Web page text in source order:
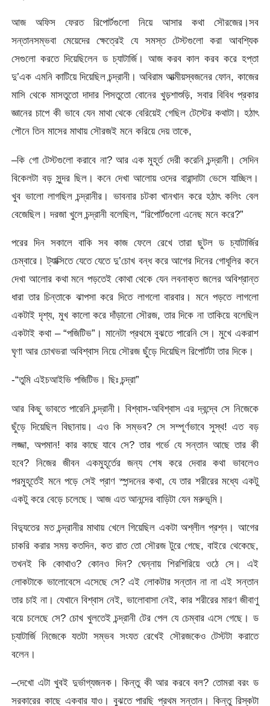
আজ অফিস ফেরত রিপোর্টগুলো নিয়ে আসার কথা সৌরজের।সব
সন্তানসম্ভবা মেয়েদের ক্ষেত্রেই যে সমস্ত টেস্টগুলো করা আবশ্যিক
সেগুলো করতে দিয়েছিলেন ড চ্যাটার্জি। আজ করব কাল করব করে হপ্তা
দু’এক এমনি কাটিয়ে দিয়েছিল চন্দ্রানী। অবিরাম আত্মীয়স্বজনের ফোন, কাজের
মাসি থেকে মাসতুতো দাদার পিসতুতো বোনের খুড়শাশুড়ি, সবার বিবিধ প্রকার
জ্ঞানের চাপে কী ভাবে যেন মাথা থেকে বেরিয়েই গেছিল টেস্টের কথাটা। হঠাৎ
পৌনে তিন মাসের মাথায় সৌরজই মনে করিয়ে দেয় তাকে,
–কি গো টেস্টগুলো করাবে না? আর এক মুহূর্ত দেরী করেনি চন্দ্রানী। সেদিন
বিকেলটা বড় সুন্দর ছিল। কনে দেখা আলোয় ওদের বারান্দাটা ভেসে যাচ্ছিল।
খুব ভালো লাগছিল চন্দ্রানীর। ভাবনার চটকা খানখান করে হঠাৎ কলিং বেল
বেজেছিল। দরজা খুলে চন্দ্রানী বলেছিল, “রিপোর্টগুলো এনেছ মনে করে?”
পরের দিন সকালে বাকি সব কাজ ফেলে রেখে তারা ছুটল ড চ্যাটার্জির
চেম্বারে। ট্যাক্সিতে যেতে যেতে দু’চোখ বন্ধ করে আগের দিনের গোধূলির কনে
দেখা আলোর কথা মনে পড়তেই কোথা থেকে যেন লবনাক্ত জলের অবিশ্রান্ত
ধারা তার চিন্তাকে ঝাপসা করে দিতে লাগলো বারবার। মনে পড়তে লাগলো
একটাই দৃশ্য, মুখ কালো করে দাঁড়ানো সৌরজ, তার দিকে না তাকিয়ে বলেছিল
একটাই কথা – “পজিটিভ”। মানেটা প্রথমে বুঝতে পারেনি সে। মুখে একরাশ
ঘৃণা আর চোখভরা অবিশ্বাস নিয়ে সৌরজ ছুঁড়ে দিয়েছিল রিপোর্টটা তার দিকে।
-“তুমি এইচআইভি পজিটিভ। ছিঃ চন্দ্রা”
আর কিছু ভাবতে পারেনি চন্দ্রানী। বিশ্বাস-অবিশ্বাস এর দ্বন্দ্বে সে নিজেকে
ছুঁড়ে দিয়েছিল বিছানায়। এও কি সম্ভব? সে সম্পূর্ণভাবে সুস্থ! এত বড়
লজ্জা, অপমান! কার কাছে যাবে সে? তার গর্ভে যে সন্তান আছে তার কী
হবে? নিজের জীবন একমুহূর্তের জন্য শেষ করে দেবার কথা ভাবলেও
পরমুহূর্তেই মনে পড়ে সেই প্রাণ স্পন্দনের কথা, যে তার শরীরের মধ্যে একটু
একটু করে বেড়ে চলেছে। আজ এত আনন্দের বাড়িটা যেন মরুভূমি।
বিদ্যুতের মত চন্দ্রানীর মাথায় খেলে গিয়েছিল একটা অশ্লীল প্রশ্ন। আগের
চাকরি করার সময় কতদিন, কত রাত তো সৌরজ টুরে গেছে, বাইরে থেকেছে,
তখনই কি কোথাও? কোনও দিন? ঘেন্নায় শিরশিরিয়ে ওঠে সে। এই
লোকটাকে ভালোবেসে এসেছে সে? এই লোকটার সন্তান না না এই সন্তান
তার চাই না। যেখানে বিশ্বাস নেই, ভালোবাসা নেই, কার শরীরের মারণ জীবাণু
বয়ে চলেছে সে? চোখ খুলতেই চন্দ্রানী টের পেল যে চেম্বার এসে গেছে। ড
চ্যাটার্জি নিজেকে যতটা সম্ভব সংযত রেখেই সৌরজকেও টেস্টটা করাতে
বলেন।
–দেখো এটা খুবই দুর্ভাগ্যজনক। কিন্তু কী আর করবে বল? তোমরা বরং ড
সরকারের কাছে একবার যাও। বুঝতে পারছি প্রথম সন্তান। কিন্তু রিস্কটা